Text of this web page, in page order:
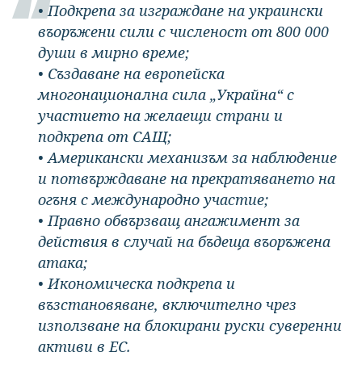
• Подкрепа за изграждане на украински
въоръжени сили с численост от 800 000
души в мирно време;
• Създаване на европейска
многонационална сила „Украйна“ с
участието на желаещи страни и
подкрепа от САЩ;
• Американски механизъм за наблюдение
и потвърждаване на прекратяването на
огъня с международно участие;
• Правно обвързващ ангажимент за
действия в случай на бъдеща въоръжена
атака;
• Икономическа подкрепа и
възстановяване, включително чрез
използване на блокирани руски суверенни
активи в ЕС.